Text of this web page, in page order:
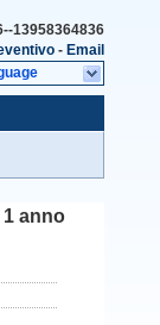
13958364836
- Email
anno